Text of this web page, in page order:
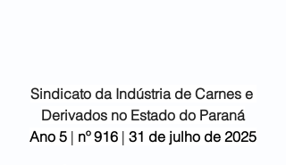
Sindicato da Indústria de Carnes e
Derivados no Estado do Paraná
Ano 5 | nº 916 | 31 de julho de 2025